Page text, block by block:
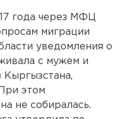
года через МФЦ
миграции
уведомления о
с мужем и
Кыргызстана,
этом
не собиралась.